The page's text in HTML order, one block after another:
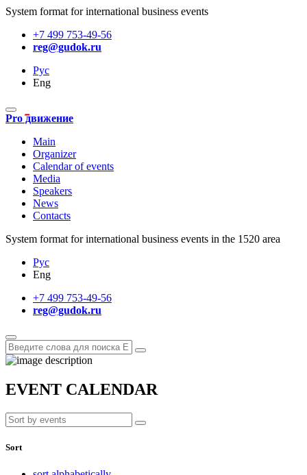
System format for international business events
+7 499 753-49-56
reg@gudok.ru
Рус
Eng
Pro движение
Main
Organizer
Calendar of events
Media
Speakers
News
Contacts
System format for international business events in the 1520 area
Рус
Eng
+7 499 753-49-56
reg@gudok.ru
EVENT CALENDAR
Sort